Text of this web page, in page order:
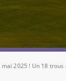
2025 ! Un 18